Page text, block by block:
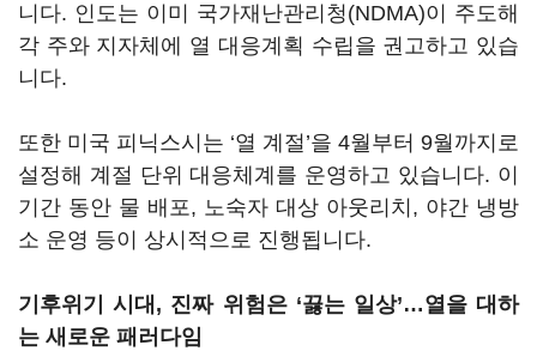
니다. 인도는 이미 국가재난관리청(NDMA)이 주도해
각 주와 지자체에 열 대응계획 수립을 권고하고 있습
니다.
또한 미국 피닉스시는 ‘열 계절’을 4월부터 9월까지로
설정해 계절 단위 대응체계를 운영하고 있습니다. 이
기간 동안 물 배포, 노숙자 대상 아웃리치, 야간 냉방
소 운영 등이 상시적으로 진행됩니다.
기후위기 시대, 진짜 위험은 ‘끓는 일상’…열을 대하
는 새로운 패러다임